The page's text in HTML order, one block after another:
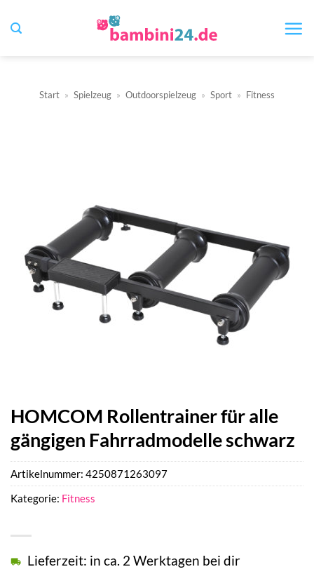
Inhalt
Start » Spielzeug » Outdoorspielzeug » Sport » Fitness
HOMCOM Rollentrainer für alle
gängigen Fahrradmodelle schwarz
Lieferzeit: in ca. 2 Werktagen bei dir
Artikelnummer: 4250871263097
Kategorie: Fitness